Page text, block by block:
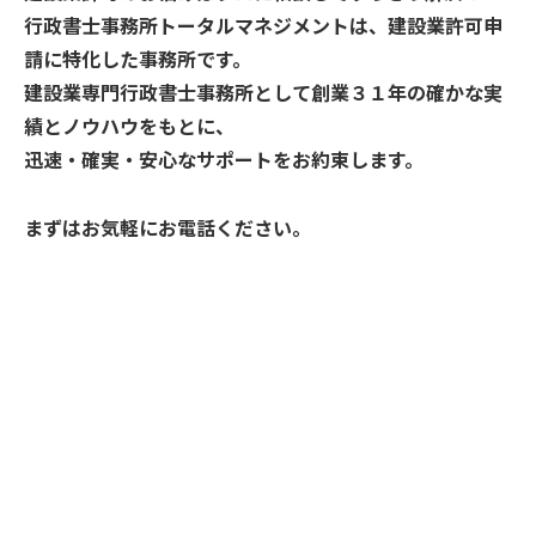
行政書士事務所トータルマネジメントは、建設業許可申
請に特化した事務所です。
建設業専門行政書士事務所として創業３１年の確かな実
績とノウハウをもとに、
迅速・確実・安心なサポートをお約束します。
まずはお気軽にお電話ください。